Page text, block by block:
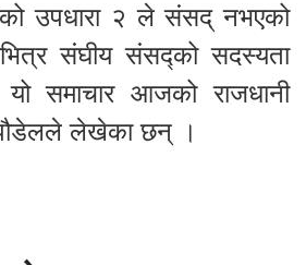
उपधारा २ ले संसद् नभएको
संघीय संसद्को सदस्यता
यो समाचार आजको राजधानी
पौडेलले लेखेका छन् ।